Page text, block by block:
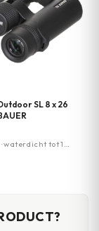
SL 8 x 26
waterdicht tot 1